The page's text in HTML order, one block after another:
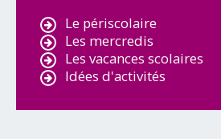
Le périscolaire
Les mercredis
Les vacances scolaires
Idées d'activités